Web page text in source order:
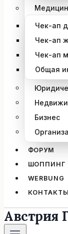
Чек-ап
Чек-ап
Чек-ап
Общая
Бизнес
ФОРУМ
ШОППИНГ
WERBUNG
КОНТАКТЫ
Австрия